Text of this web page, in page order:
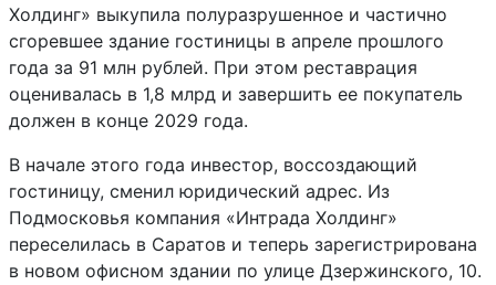
Холдинг» выкупила полуразрушенное и частично
сгоревшее здание гостиницы в апреле прошлого
года за 91 млн рублей. При этом реставрация
оценивалась в 1,8 млрд и завершить ее покупатель
должен в конце 2029 года.
В начале этого года инвестор, воссоздающий
гостиницу, сменил юридический адрес. Из
Подмосковья компания «Интрада Холдинг»
переселилась в Саратов и теперь зарегистрирована
в новом офисном здании по улице Дзержинского, 10.